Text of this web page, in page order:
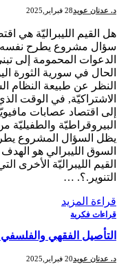
د. عدنان عويد28 فبراير,2025
هل القيم الليبراليّة هي
سؤال مشروع يطرح نفسه
الدعوات المحمومة إلى
الحال في سورية الثورة
النظر عن طبيعة النظام
الاشتراكيّة, في الوقت
إلى اقتصاد عصابات
البيروقراطيّة والطفيليّة
يظل السؤال المشروع
السوق الليبرالي هو
القيم الليبراليّة الأخرى
التنوير.؟. …
قراءة المزيد
قراءات فكرية
التأصيل الفقهي
د. عدنان عويد20 فبراير,2025